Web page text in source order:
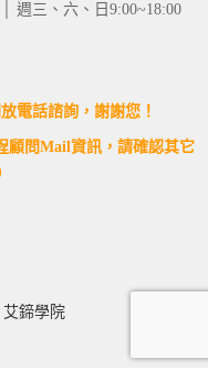
週三、六、日9:00~18:00
電話諮詢，謝謝您！
顧問Mail資訊，請確認其它
艾鍗學院